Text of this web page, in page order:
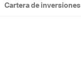
Cartera de inversiones